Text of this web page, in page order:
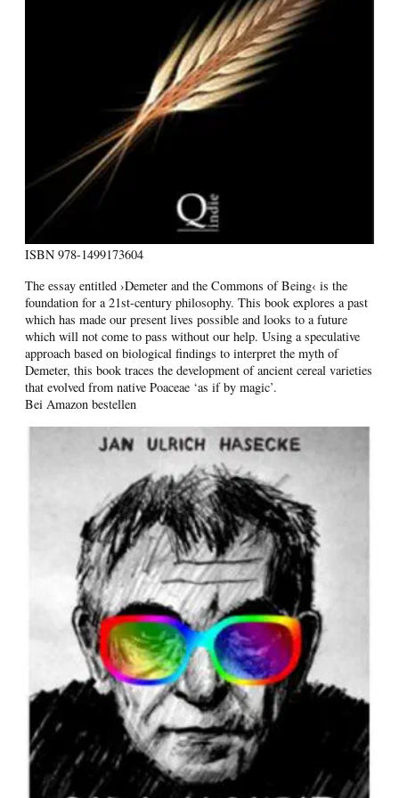
ISBN 978-1499173604
The essay entitled ›Demeter and the Commons of Being‹ is the
foundation for a 21st-century philosophy. This book explores a past
which has made our present lives possible and looks to a future
which will not come to pass without our help. Using a speculative
approach based on biological findings to interpret the myth of
Demeter, this book traces the development of ancient cereal varieties
that evolved from native Poaceae ‘as if by magic’.
Bei Amazon bestellen